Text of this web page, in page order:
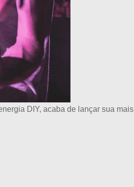
DIY, acaba de lançar sua